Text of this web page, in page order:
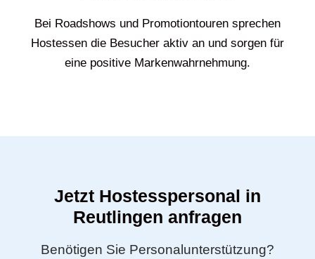
Bei Roadshows und Promotiontouren sprechen
Hostessen die Besucher aktiv an und sorgen für
eine positive Markenwahrnehmung.
Jetzt Hostesspersonal in
Reutlingen anfragen
Benötigen Sie Personalunterstützung?